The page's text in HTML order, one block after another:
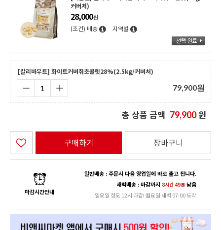
커버처)
28,000원
(조건) 배송
지역별
[칼리바우트] 화이트커버춰초콜릿28%(2.5kg/커버처)
79,900원
총 상품 금액 79,900원
구매하기 장바구니
마감시간안내
일반배송 : 주문시 다음 영업일에 바로 출고 됩니다.
새벽배송 : 마감까지 8시간 49분남음
일요일 정오 12시 마감! 월요일 새벽 07:00 도착